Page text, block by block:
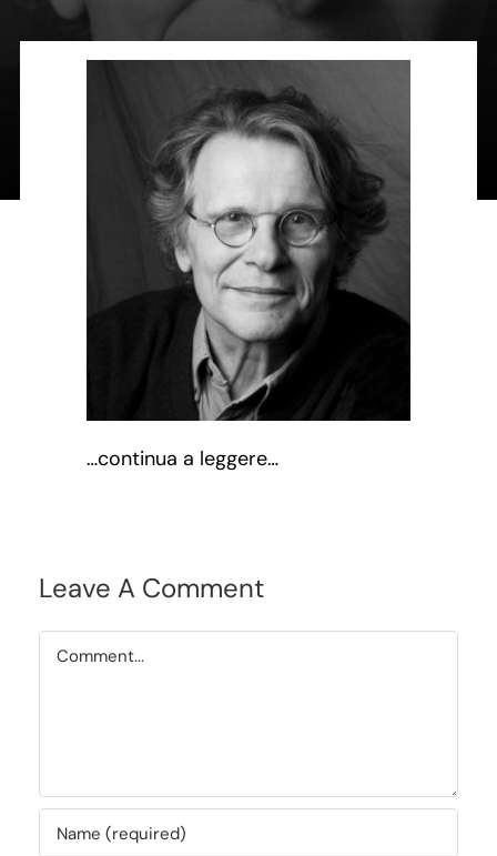
Contatti
…continua a leggere…
Leave A Comment
Comment